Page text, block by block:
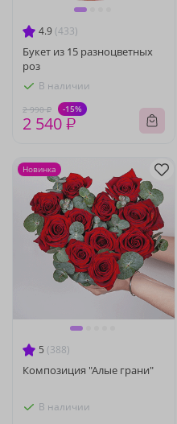
4.9 (433)
Букет из 15 разноцветных
роз
В наличии
2 990 ₽ -15%
2 540 ₽
5 (388)
Композиция "Алые грани"
В наличии
Новинка